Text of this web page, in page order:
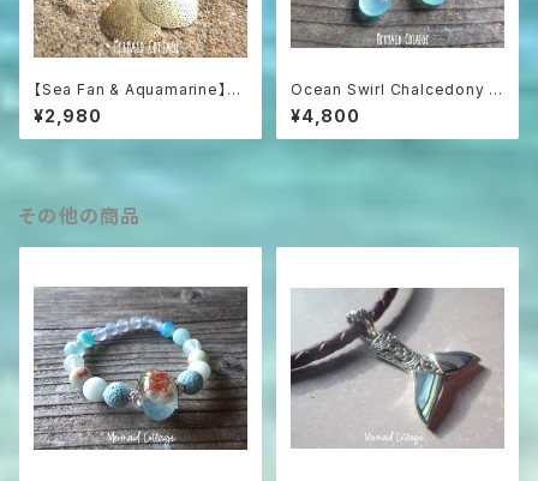
【Sea Fan & Aquamarine】海
うちわと3色アクアマリンのグラ
デーションピアス
¥2,980
Ocean Swirl Chalcedony *
Sea blue* 波の渦から滴るシ
ーブルーカルセドニーのボヘミ
アンピアス
¥4,800
その他の商品